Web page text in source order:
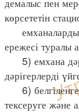
көрсететін
емханалардың
ережесі туралы
5) емхана
дәрігерлерді
6)
тексеруге және